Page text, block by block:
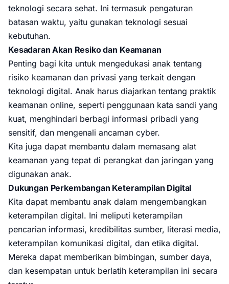
teknologi secara sehat. Ini termasuk pengaturan
batasan waktu, yaitu gunakan teknologi sesuai
kebutuhan.
Kesadaran Akan Resiko dan Keamanan
Penting bagi kita untuk mengedukasi anak tentang
risiko keamanan dan privasi yang terkait dengan
teknologi digital. Anak harus diajarkan tentang praktik
keamanan online, seperti penggunaan kata sandi yang
kuat, menghindari berbagi informasi pribadi yang
sensitif, dan mengenali ancaman cyber.
Kita juga dapat membantu dalam memasang alat
keamanan yang tepat di perangkat dan jaringan yang
digunakan anak.
Dukungan Perkembangan Keterampilan Digital
Kita dapat membantu anak dalam mengembangkan
keterampilan digital. Ini meliputi keterampilan
pencarian informasi, kredibilitas sumber, literasi media,
keterampilan komunikasi digital, dan etika digital.
Mereka dapat memberikan bimbingan, sumber daya,
dan kesempatan untuk berlatih keterampilan ini secara